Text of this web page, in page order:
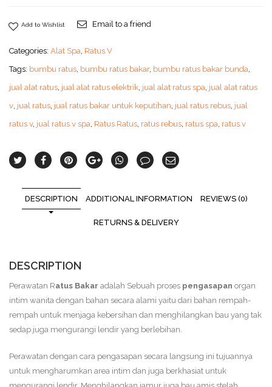
Add to Wishlist Email to a friend
Categories: Alat Spa Ratus V
Tags: bumbu ratus bumbu ratus bakar, bumbu ratus bakar bunda
jual alat ratus jual alat ratus elektrik jual alat ratus spa jual alat ratus
v jual ratus jual ratus bakar untuk keputihan jual ratus rebus jual
ratus v, jual ratus v spa Ratus Ratus ratus rebus ratus spa ratus v
DESCRIPTION ADDITIONAL INFORMATION REVIEWS (0)
RETURNS & DELIVERY
DESCRIPTION
Perawatan Ratus Bakar adalah Sebuah proses pengasapan organ
intim wanita dengan bahan secara alami yaitu dari bahan rempah-
rempah untuk menjaga kebersihan dan menghilangkan bau yang tak
sedap juga mengurangi lendir yang berlebihan.
Perawatan dengan cara pengasapan secara langsung ini tujuannya
untuk mengharumkan area intim dan juga berkhasiat untuk